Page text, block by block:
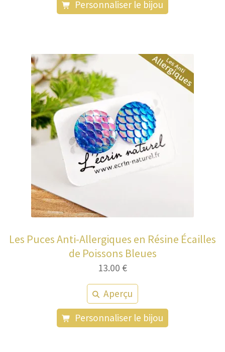
Personnaliser le bijou
Les Puces Anti-Allergiques en Résine Écailles
de Poissons Bleues
13.00 €
Aperçu
Personnaliser le bijou